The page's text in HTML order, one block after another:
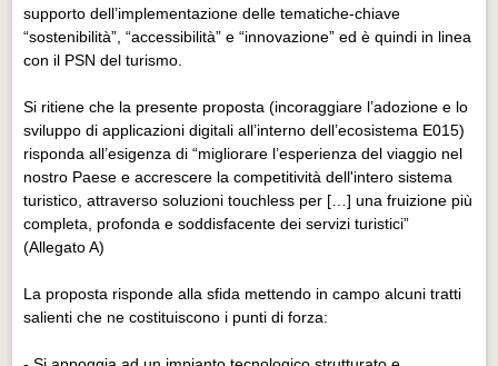
supporto dell’implementazione delle tematiche-chiave
“sostenibilità”, “accessibilità” e “innovazione” ed è quindi in linea
con il PSN del turismo.
Si ritiene che la presente proposta (incoraggiare l’adozione e lo
sviluppo di applicazioni digitali all’interno dell’ecosistema E015)
risponda all’esigenza di “migliorare l’esperienza del viaggio nel
nostro Paese e accrescere la competitività dell'intero sistema
turistico, attraverso soluzioni touchless per […] una fruizione più
completa, profonda e soddisfacente dei servizi turistici”
(Allegato A)
La proposta risponde alla sfida mettendo in campo alcuni tratti
salienti che ne costituiscono i punti di forza: